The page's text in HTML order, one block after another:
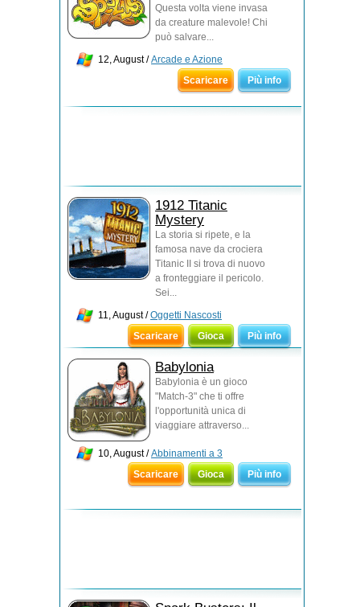
Questa volta viene invasa
da creature malevole! Chi
può salvare...
12, August /Arcade e Azione
Scaricare
Più info
1912 Titanic
Mystery
La storia si ripete, e la
famosa nave da crociera
Titanic II si trova di nuovo
a fronteggiare il pericolo.
Sei...
11, August /Oggetti Nascosti
Scaricare
Gioca Più info
Babylonia
Babylonia è un gioco
"Match-3" che ti offre
l'opportunità unica di
viaggiare attraverso...
10, August /Abbinamenti a 3
Scaricare
Gioca Più info